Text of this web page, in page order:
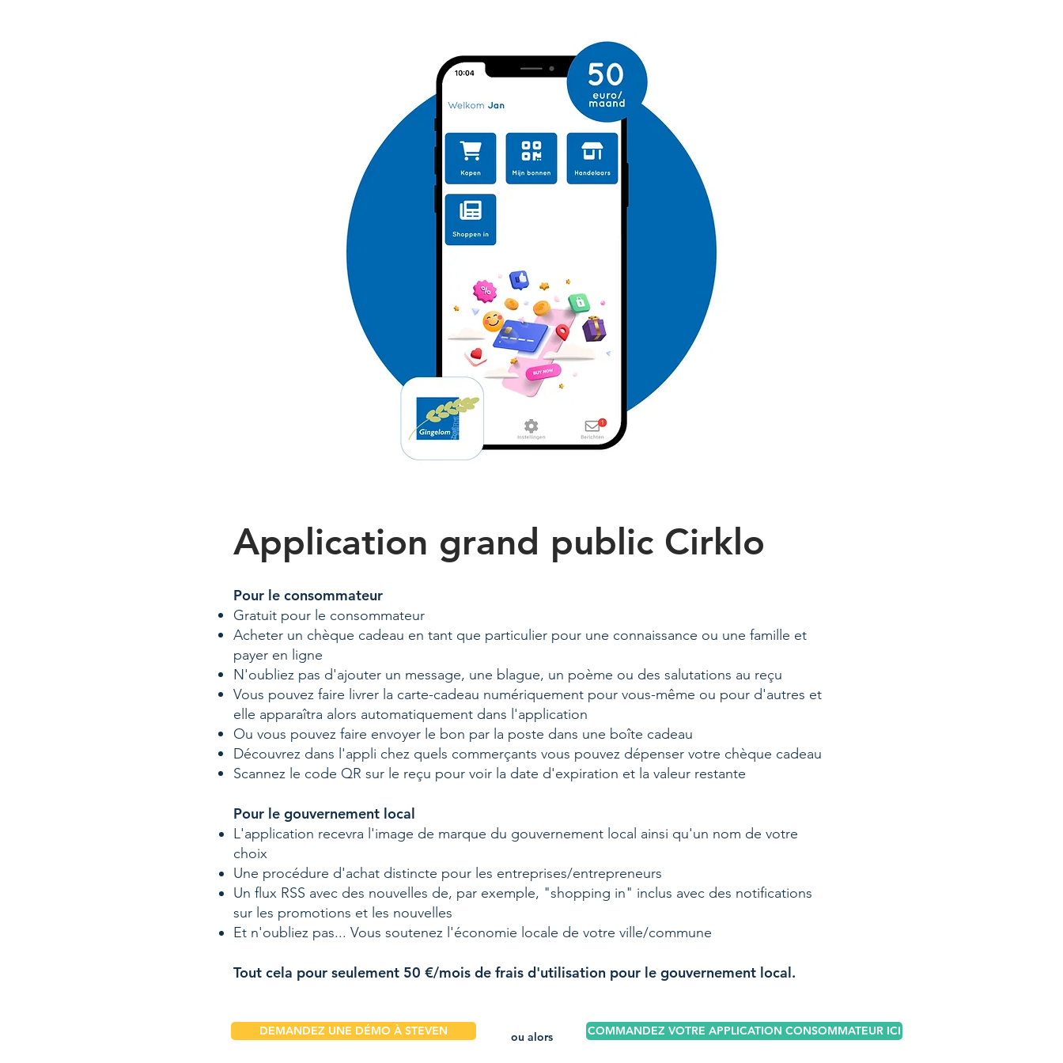
Application grand public Cirklo
Pour le consommateur
Gratuit pour le consommateur
Acheter un chèque cadeau en tant que particulier pour une connaissance ou une famille et
payer en ligne
N'oubliez pas d'ajouter un message, une blague, un poème ou des salutations au reçu
Vous pouvez faire livrer la carte-cadeau numériquement pour vous-même ou pour d'autres et
elle apparaîtra alors automatiquement dans l'application
Ou vous pouvez faire envoyer le bon par la poste dans une boîte cadeau
Découvrez dans l'appli chez quels commerçants vous pouvez dépenser votre chèque cadeau
Scannez le code QR sur le reçu pour voir la date d'expiration et la valeur restante
Pour le gouvernement local
L'application recevra l'image de marque du gouvernement local ainsi qu'un nom de votre
choix
Une procédure d'achat distincte pour les entreprises/entrepreneurs
Un flux RSS avec des nouvelles de, par exemple, "shopping in" inclus avec des notifications
sur les promotions et les nouvelles
Et n'oubliez pas... Vous soutenez l'économie locale de votre ville/commune
Tout cela pour seulement 50 €/mois de frais d'utilisation pour le gouvernement local.
COMMANDEZ VOTRE APPLICATION CONSOMMATEUR ICI
DEMANDEZ UNE DÉMO À STEVEN ou alors